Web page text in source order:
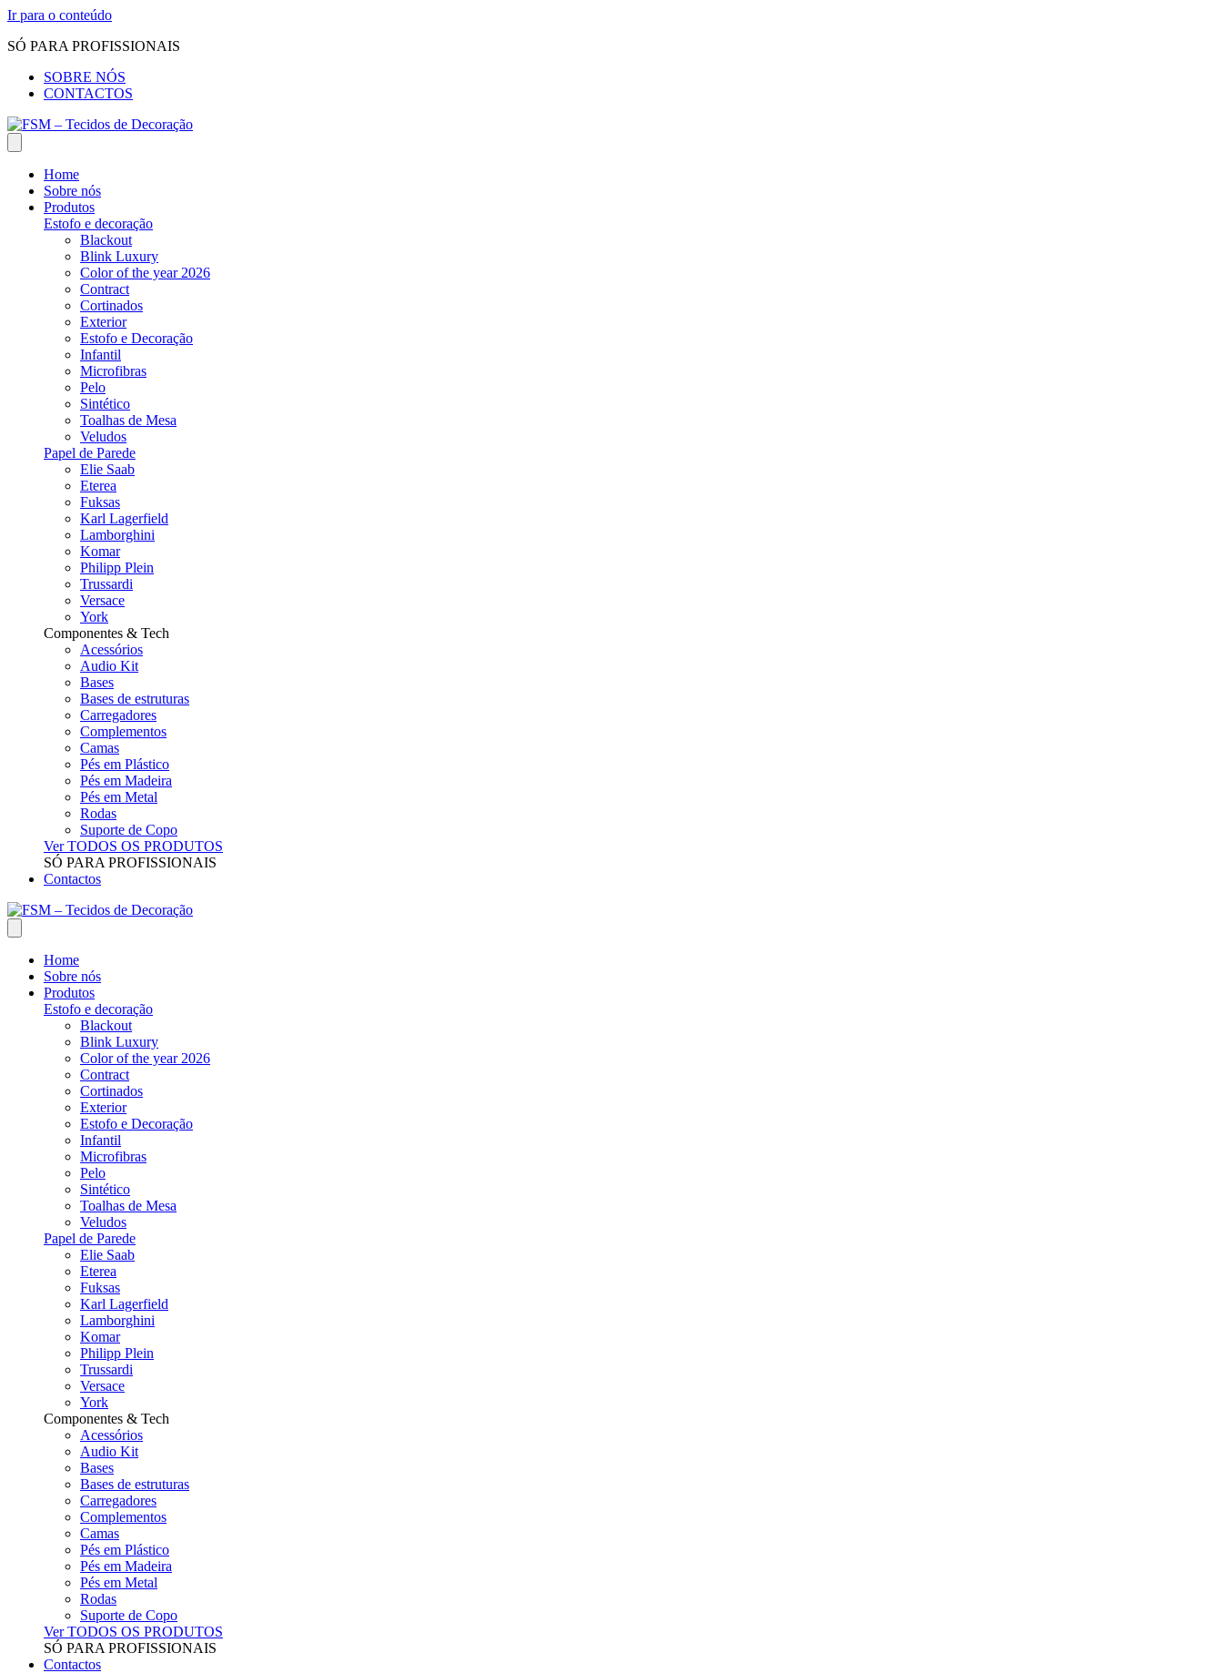
Ir para o conteúdo
SÓ PARA PROFISSIONAIS
SOBRE NÓS
CONTACTOS
Home
Sobre nós
Produtos
Estofo e decoração
Blackout
Blink Luxury
Color of the year 2026
Contract
Cortinados
Exterior
Estofo e Decoração
Infantil
Microfibras
Pelo
Sintético
Toalhas de Mesa
Veludos
Papel de Parede
Elie Saab
Eterea
Fuksas
Karl Lagerfield
Lamborghini
Komar
Philipp Plein
Trussardi
Versace
York
Componentes & Tech
Acessórios
Audio Kit
Bases
Bases de estruturas
Carregadores
Complementos
Camas
Pés em Plástico
Pés em Madeira
Pés em Metal
Rodas
Suporte de Copo
Ver TODOS OS PRODUTOS
SÓ PARA PROFISSIONAIS
Contactos
Home
Sobre nós
Produtos
Estofo e decoração
Blackout
Blink Luxury
Color of the year 2026
Contract
Cortinados
Exterior
Estofo e Decoração
Infantil
Microfibras
Pelo
Sintético
Toalhas de Mesa
Veludos
Papel de Parede
Elie Saab
Eterea
Fuksas
Karl Lagerfield
Lamborghini
Komar
Philipp Plein
Trussardi
Versace
York
Componentes & Tech
Acessórios
Audio Kit
Bases
Bases de estruturas
Carregadores
Complementos
Camas
Pés em Plástico
Pés em Madeira
Pés em Metal
Rodas
Suporte de Copo
Ver TODOS OS PRODUTOS
SÓ PARA PROFISSIONAIS
Contactos